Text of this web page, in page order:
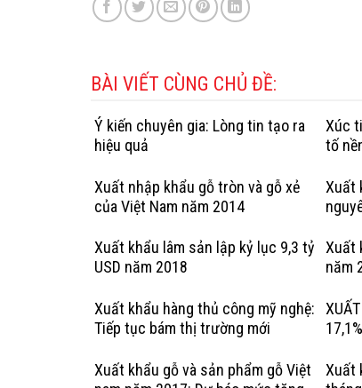
BÀI VIẾT CÙNG CHỦ ĐỀ:
Ý kiến chuyên gia: Lòng tin tạo ra
hiệu quả
Xúc
tố
Xuất nhập khẩu gỗ tròn và gỗ xẻ
của Việt Nam năm 2014
Xuất
Kỳ
Xuất khẩu lâm sản lập kỷ lục 9,3 tỷ
USD năm 2018
Xuất
năm
Xuất khẩu hàng thủ công mỹ nghệ:
Tiếp tục bám thị trường mới
Xuất khẩu gỗ và sản phẩm gỗ Việt
Xuất